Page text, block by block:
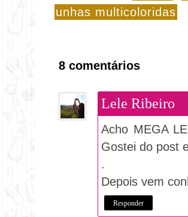
unhas multicoloridas
8 comentários
Lele Ribeiro
Acho MEGA
Gostei do post
.
Depois vem
Responder